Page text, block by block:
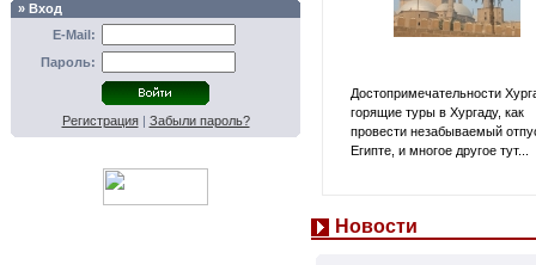
» Вход
E-Mail:
Пароль:
Регистрация| Забыли пароль?
Достопримечательности
горящие туры в Хургаду, как
провести незабываемый
Египте, и многое другое тут...
Новости